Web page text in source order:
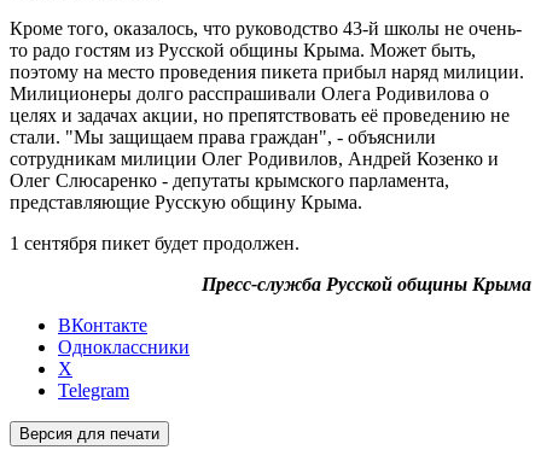
Кроме того, оказалось, что руководство 43-й школы не очень-
то радо гостям из Русской общины Крыма. Может быть,
поэтому на место проведения пикета прибыл наряд милиции.
Милиционеры долго расспрашивали Олега Родивилова о
целях и задачах акции, но препятствовать её проведению не
стали. "Мы защищаем права граждан", - объяснили
сотрудникам милиции Олег Родивилов, Андрей Козенко и
Олег Слюсаренко - депутаты крымского парламента,
представляющие Русскую общину Крыма.
1 сентября пикет будет продолжен.
Пресс-служба Русской общины Крыма
ВКонтакте
Одноклассники
X
Telegram
Версия для печати